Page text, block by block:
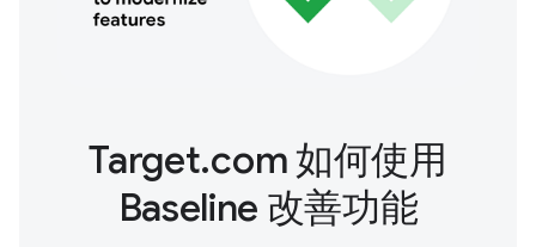
Target.com 如何使用
Baseline 改善功能